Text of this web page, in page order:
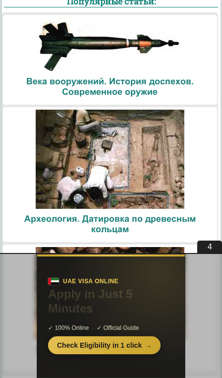
Века вооружений. История доспехов.
Современное оружие
Археология. Датировка по древесным
кольцам
Ядерная энергия. Типы ядерных
3